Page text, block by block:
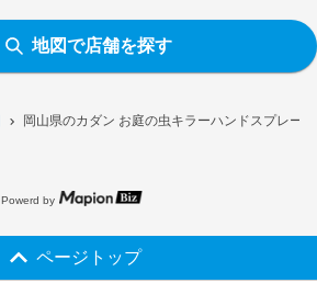
岡山県のカダン お庭の虫キラーハンドスプレー
地図で店舗を探す
Powerd by
ページトップ